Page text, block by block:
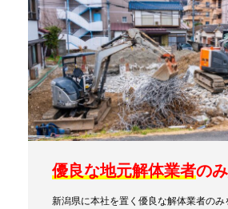
優良な地元解体業者の
新潟県に本社を置く優良な解体業者の